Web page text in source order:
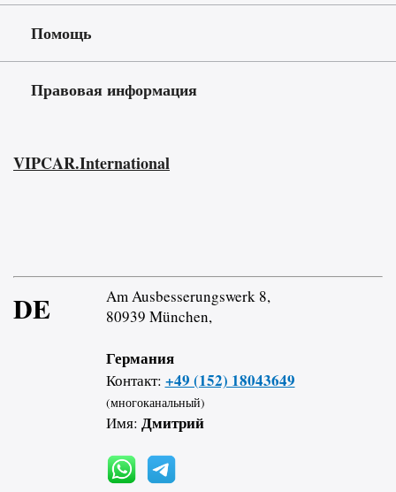
Помощь
Правовая информация
VIPCAR.International
DE
Am Ausbesserungswerk 8,
80939 München,
Германия
Контакт: +49 (152) 18043649
(многоканальный)
Имя: Дмитрий